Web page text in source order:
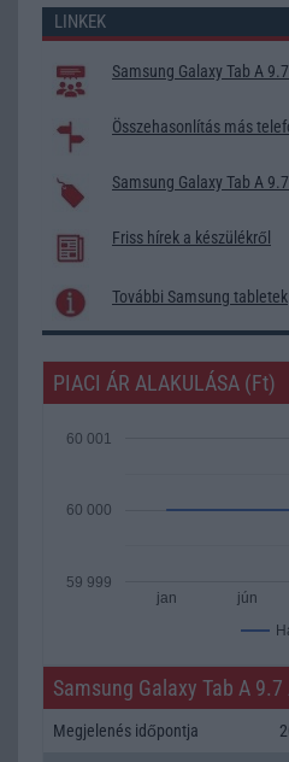
LINKEK
Samsung Galaxy Tab A
Összehasonlítás más
Samsung Galaxy Tab A
Friss hírek a készülékről
További Samsung tabletek
PIACI ÁR ALAKULÁSA (Ft)
jan jún
59 999
60 000
60 001
Samsung Galaxy Tab A 9.7
Megjelenés időpontja